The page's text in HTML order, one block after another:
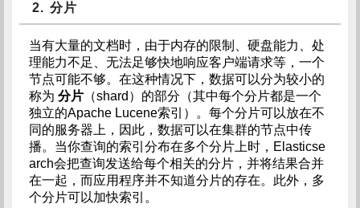
2. 分片
当有大量的文档时，由于内存的限制、硬盘能力、处
理能力不足、无法足够快地响应客户端请求等，一个
节点可能不够。在这种情况下，数据可以分为较小的
称为 分片（shard）的部分（其中每个分片都是一个
独立的Apache Lucene索引）。每个分片可以放在不
同的服务器上，因此，数据可以在集群的节点中传
播。当你查询的索引分布在多个分片上时，Elasticse
arch会把查询发送给每个相关的分片，并将结果合并
在一起，而应用程序并不知道分片的存在。此外，多
个分片可以加快索引。